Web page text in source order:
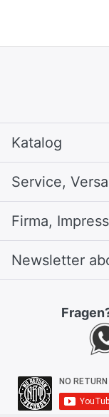
Katalog
Service,
Firma,
Newsletter